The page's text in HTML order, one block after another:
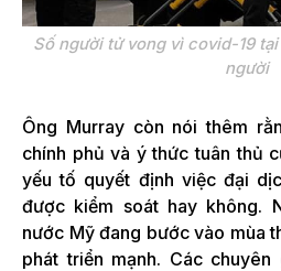
Số người tử vong vì covid-19
người
Ông Murray còn nói thêm
chính phủ và ý thức tuân thủ
yếu tố quyết định việc đại
được kiểm soát hay không.
nước Mỹ đang bước vào mùa
phát triển mạnh. Các